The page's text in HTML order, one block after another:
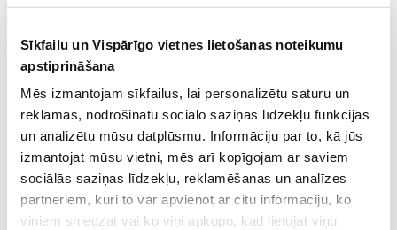
Sīkfailu un Vispārīgo vietnes lietošanas noteikumu
apstiprināšana
Mēs izmantojam sīkfailus, lai personalizētu saturu un
reklāmas, nodrošinātu sociālo saziņas līdzekļu funkcijas
un analizētu mūsu datplūsmu. Informāciju par to, kā jūs
izmantojat mūsu vietni, mēs arī kopīgojam ar saviem
sociālās saziņas līdzekļu, reklamēšanas un analīzes
partneriem, kuri to var apvienot ar citu informāciju, ko
viņiem sniedzat vai ko viņi apkopo, kad lietojat viņu